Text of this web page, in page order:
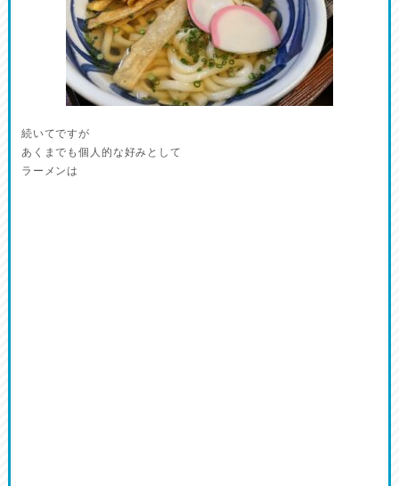
続いてですが
あくまでも個人的な好みとして
ラーメンは